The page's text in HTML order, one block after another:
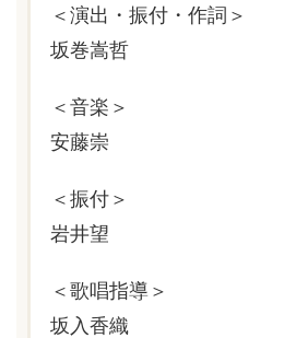
＜演出・振付・作詞＞
坂巻嵩哲
＜音楽＞
安藤崇
＜振付＞
岩井望
＜歌唱指導＞
坂入香織